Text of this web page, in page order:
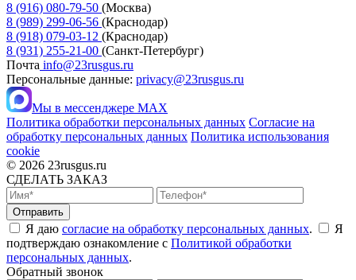
8 (916) 080-79-50 (Москва)
8 (989) 299-06-56 (Краснодар)
8 (918) 079-03-12 (Краснодар)
8 (931) 255-21-00 (Санкт-Петербург)
Почта info@23rusgus.ru
Персональные данные: privacy@23rusgus.ru
Мы в мессенджере MAX
Политика обработки персональных данных Согласие на
обработку персональных данных Политика использования
cookie
© 2026 23rusgus.ru
СДЕЛАТЬ ЗАКАЗ
Я даю согласие на обработку персональных данных.
Я
подтверждаю ознакомление с Политикой обработки
персональных данных.
Обратный звонок